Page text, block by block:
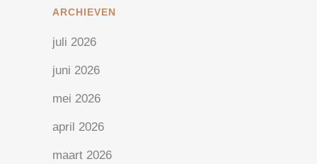
ARCHIEVEN
juli 2026
juni 2026
mei 2026
april 2026
maart 2026